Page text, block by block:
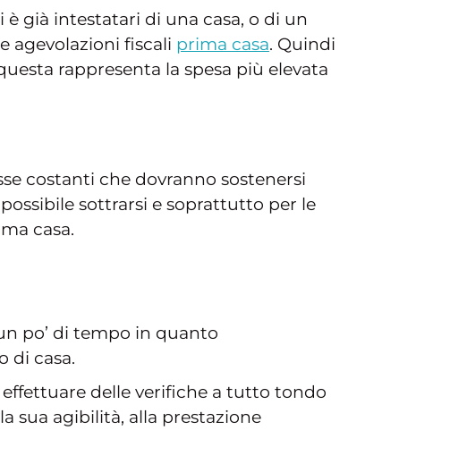
già intestatari di una casa, o di un
agevolazioni fiscali prima casa. Quindi
rappresenta la spesa più elevata
costanti che dovranno sostenersi
sottrarsi e soprattutto per le
casa.
po’ di tempo in quanto
di casa.
delle verifiche a tutto tondo
sua agibilità, alla prestazione